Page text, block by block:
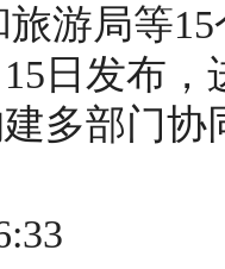
游局等
日发布
多部门